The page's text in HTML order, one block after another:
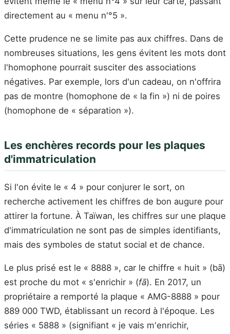
directement au « menu n'°5 ».
Cette prudence ne se limite pas aux chiffres. Dans de
nombreuses situations, les gens évitent les mots dont
l'homophone pourrait susciter des associations
négatives. Par exemple, lors d'un cadeau, on n'offrira
pas de montre (homophone de « la fin ») ni de poires
(homophone de « séparation »).
Les enchères records pour les plaques
d'immatriculation
Si l'on évite le « 4 » pour conjurer le sort, on
recherche activement les chiffres de bon augure pour
attirer la fortune. À Taïwan, les chiffres sur une plaque
d'immatriculation ne sont pas de simples identifiants,
mais des symboles de statut social et de chance.
Le plus prisé est le « 8888 », car le chiffre « huit » (bā)
est proche du mot « s'enrichir » (fā). En 2017, un
propriétaire a remporté la plaque « AMG-8888 » pour
889 000 TWD, établissant un record à l'époque. Les
séries « 5888 » (signifiant « je vais m'enrichir,